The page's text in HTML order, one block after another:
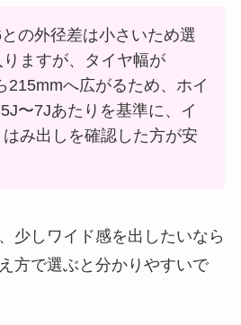
の外径差は小さいため選
ますが、タイヤ幅が
215mmへ広がるため、ホイ
〜7Jあたりを基準に、イ
み出しを確認した方が安
少しワイド感を出したいなら
方で選ぶと分かりやすいで